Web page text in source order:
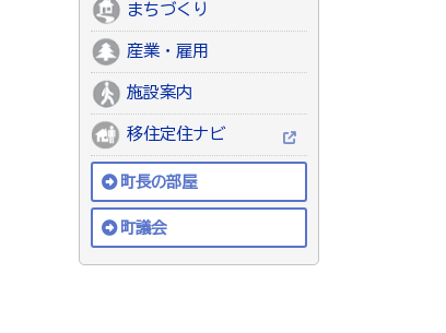
まちづくり
産業・雇用
施設案内
移住定住ナビ
町長の部屋
町議会